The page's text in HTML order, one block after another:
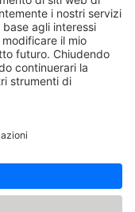
Milano
14:00 - 17:30
- 16:00